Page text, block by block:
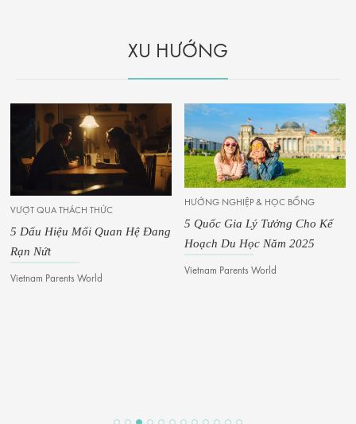
XU HƯỚNG
VƯỢT QUA THÁCH THỨC
5 Dấu Hiệu Mối Quan Hệ Đang
Rạn Nứt
Vietnam Parents World
HƯỚNG NGHIỆP & HỌC BỔNG
5 Quốc Gia Lý Tưởng Cho Kế
Hoạch Du Học Năm 2025
Vietnam Parents World